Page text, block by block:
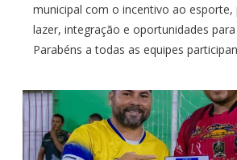
municipal com o incentivo ao
lazer, integração e oportunidades
Parabéns a todas as equipes